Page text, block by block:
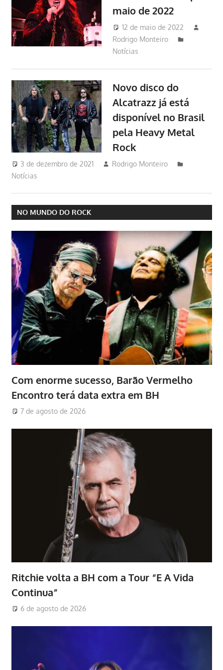
maio de 2022
12 de maio de 2022
Rodrigo Monteiro
Notícias
Novo disco do
Alcatrazz já está
disponível no Brasil
pela Heavy Metal
Rock
3 de dezembro de 2021
Rodrigo Monteiro
Notícias
NO MUNDO DO ROCK
Com enorme sucesso, Barão Vermelho
Encontro terá data extra em BH
7 de agosto de 2026
Ritchie volta a BH com a Tour “E A Vida
Continua”
6 de agosto de 2026